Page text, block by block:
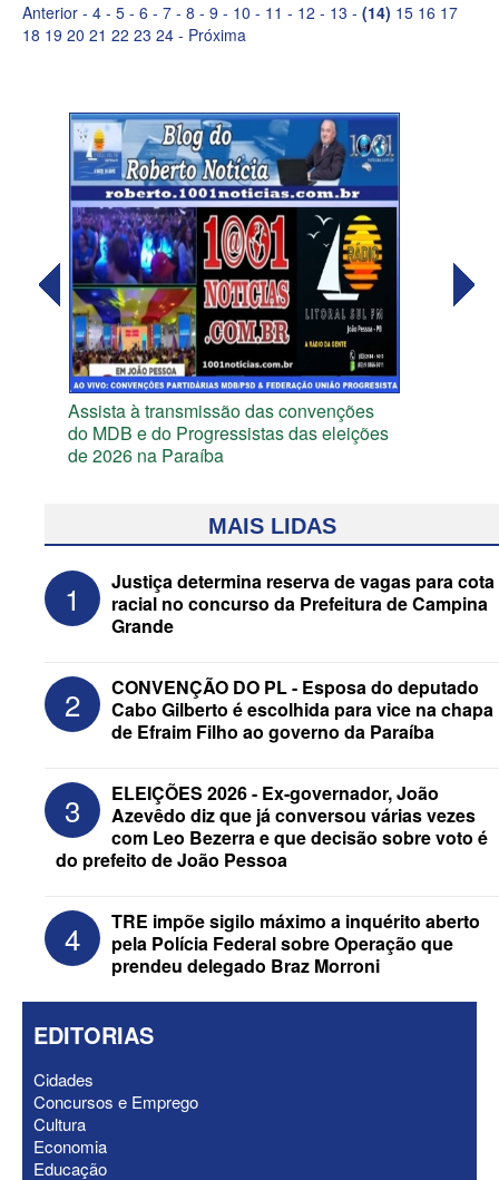
Anterior - 4 - 5 - 6 - 7 - 8 - 9 - 10 - 11 - 12 - 13 - (14) 15 16 17
18 19 20 21 22 23 24 - Próxima
Assista à transmissão das convenções
do MDB e do Progressistas das eleições
de 2026 na Paraíba
Federação Brasil da Esperança decide
nesta terça apoio ao Governo; PT E
PCdoB apostam em Lucas
ELEIÇÕES 2026 - “Muitas surpresas
virão”, diz Lucas Ribeiro sobre escolha
MAIS LIDAS
1
Justiça determina reserva de vagas para cota
racial no concurso da Prefeitura de Campina
Grande
2
CONVENÇÃO DO PL - Esposa do deputado
Cabo Gilberto é escolhida para vice na chapa
de Efraim Filho ao governo da Paraíba
3
ELEIÇÕES 2026 - Ex-governador, João
Azevêdo diz que já conversou várias vezes
com Leo Bezerra e que decisão sobre voto é
do prefeito de João Pessoa
4
TRE impõe sigilo máximo a inquérito aberto
pela Polícia Federal sobre Operação que
prendeu delegado Braz Morroni
EDITORIAS
Cidades
Concursos e Emprego
Cultura
Economia
Educação